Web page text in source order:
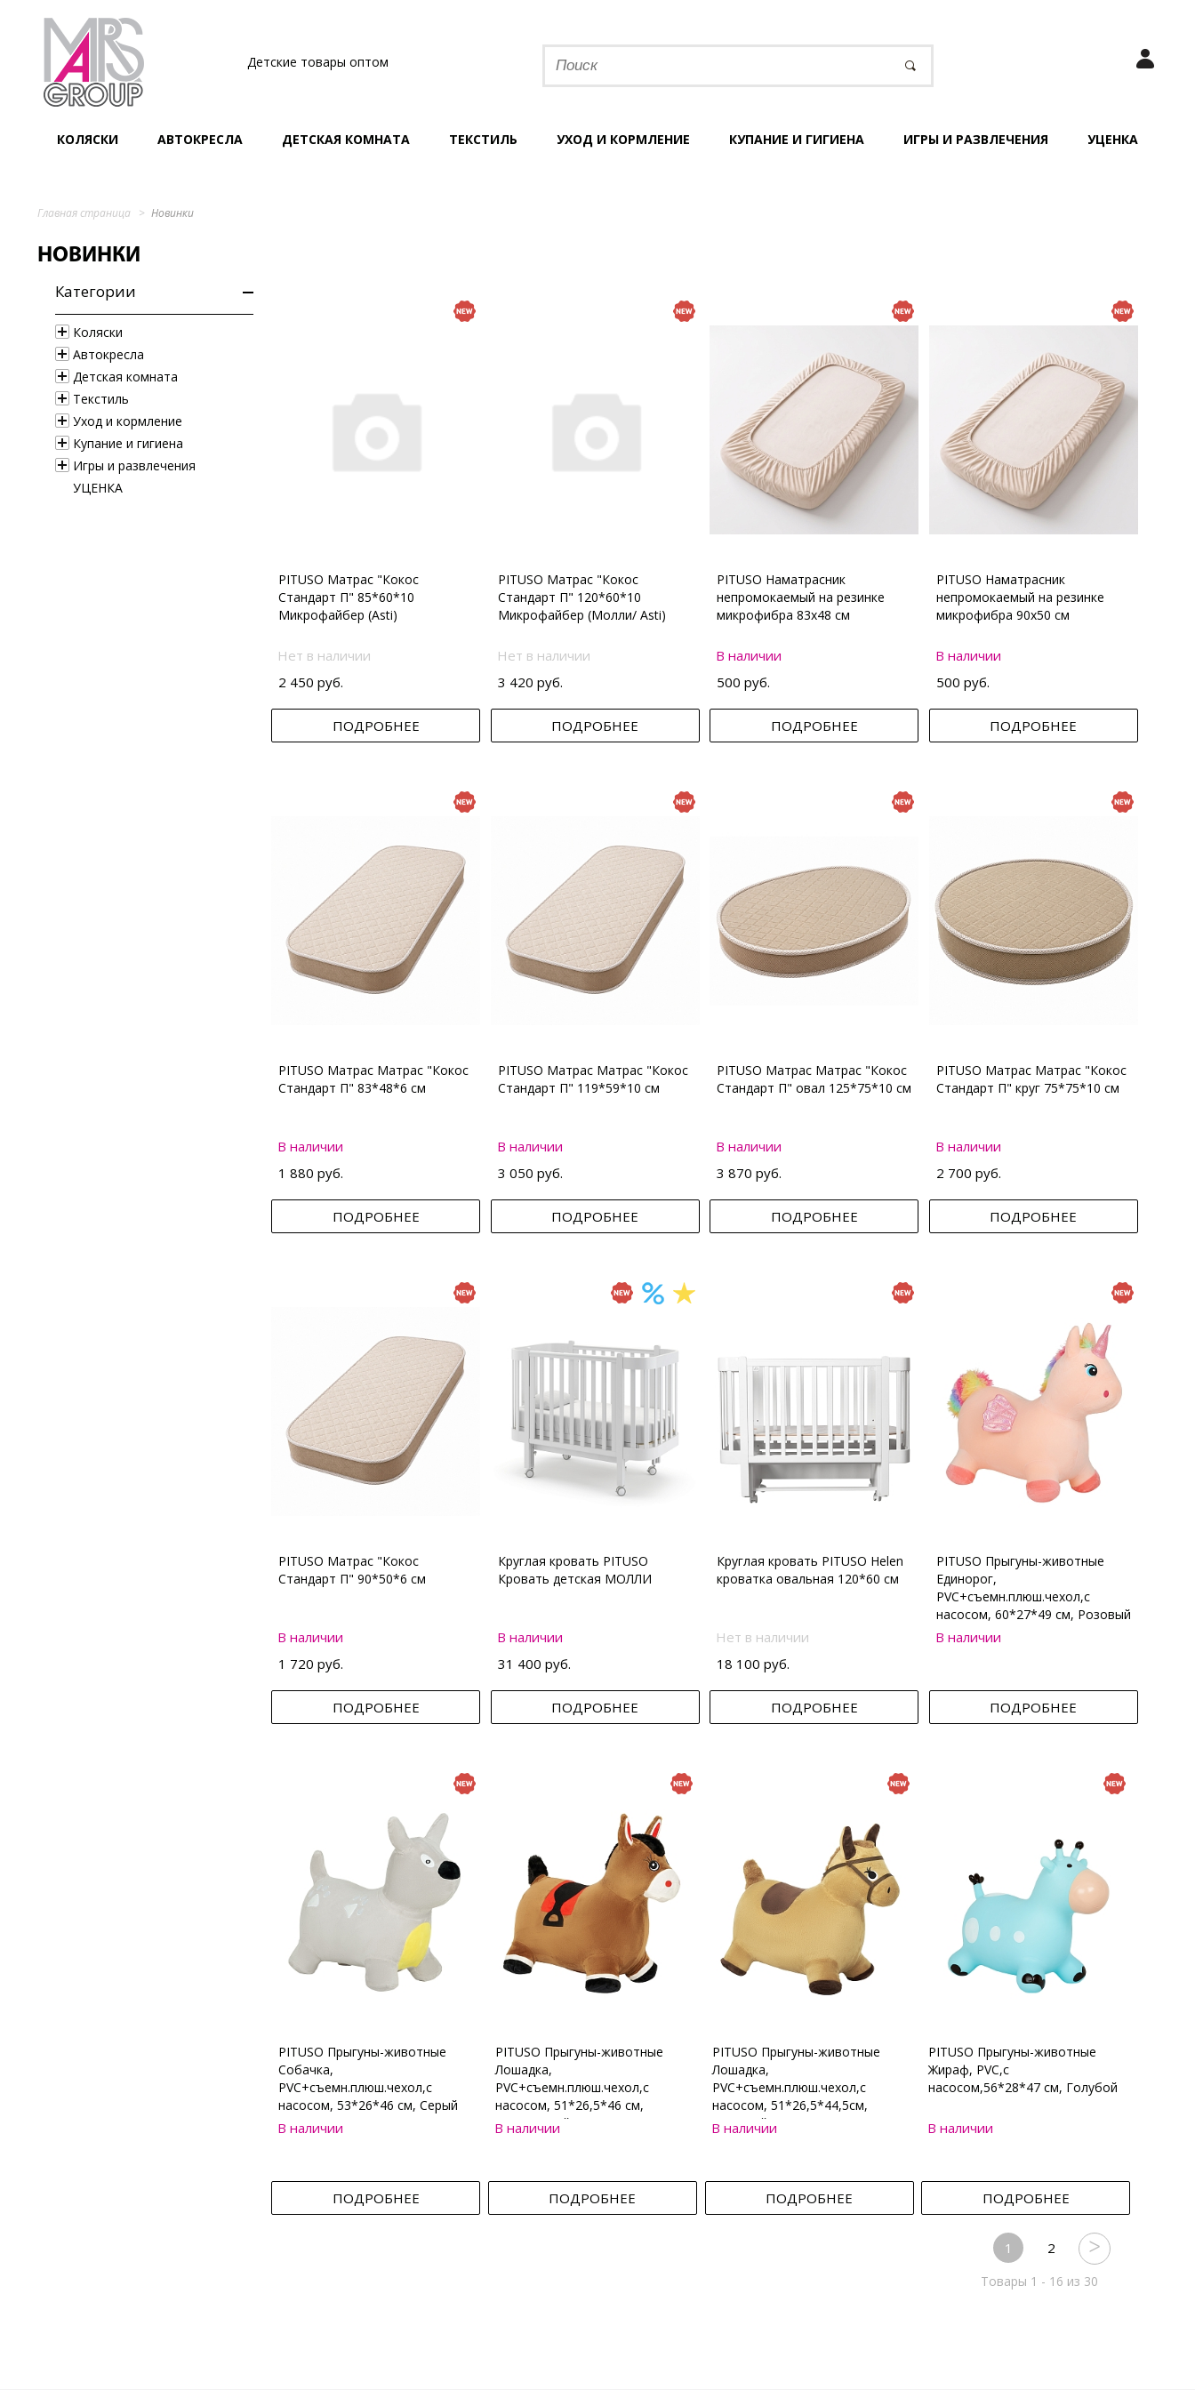
Детские товары оптом
КОЛЯСКИ АВТОКРЕСЛА ДЕТСКАЯ КОМНАТА ТЕКСТИЛЬ УХОД И КОРМЛЕНИЕ КУПАНИЕ И ГИГИЕНА ИГРЫ И РАЗВЛЕЧЕНИЯ УЦЕНКА
Главная страница Новинки
НОВИНКИ
Категории
Коляски
Автокресла
Детская комната
Текстиль
Уход и кормление
Купание и гигиена
Игры и развлечения
УЦЕНКА
PITUSO Матрас "Кокос
Стандарт П" 85*60*10
Микрофайбер (Asti)
Нет в наличии
2 450 руб.
ПОДРОБНЕЕ
PITUSO Матрас "Кокос
Стандарт П" 120*60*10
Микрофайбер (Молли/ Asti)
Нет в наличии
3 420 руб.
ПОДРОБНЕЕ
PITUSO Наматрасник
непромокаемый на резинке
микрофибра 83х48 см
В наличии
500 руб.
ПОДРОБНЕЕ
PITUSO Наматрасник
непромокаемый на резинке
микрофибра 90х50 см
В наличии
500 руб.
ПОДРОБНЕЕ
PITUSO Матрас Матрас "Кокос
Стандарт П" 83*48*6 см
В наличии
1 880 руб.
ПОДРОБНЕЕ
PITUSO Матрас Матрас "Кокос
Стандарт П" 119*59*10 см
В наличии
3 050 руб.
ПОДРОБНЕЕ
PITUSO Матрас Матрас "Кокос
Стандарт П" овал 125*75*10 см
В наличии
3 870 руб.
ПОДРОБНЕЕ
PITUSO Матрас Матрас "Кокос
Стандарт П" круг 75*75*10 см
В наличии
2 700 руб.
ПОДРОБНЕЕ
PITUSO Матрас "Кокос
Стандарт П" 90*50*6 см
В наличии
1 720 руб.
ПОДРОБНЕЕ
Круглая кровать PITUSO
Кровать детская МОЛЛИ
В наличии
31 400 руб.
ПОДРОБНЕЕ
Круглая кровать PITUSO Helen
кроватка овальная 120*60 см
Нет в наличии
18 100 руб.
ПОДРОБНЕЕ
PITUSO Прыгуны-животные
Единорог,
PVC+съемн.плюш.чехол,с
насосом, 60*27*49 см, Розовый
В наличии
ПОДРОБНЕЕ
PITUSO Прыгуны-животные
Собачка,
PVC+съемн.плюш.чехол,с
насосом, 53*26*46 см, Серый
В наличии
ПОДРОБНЕЕ
PITUSO Прыгуны-животные
Лошадка,
PVC+съемн.плюш.чехол,с
насосом, 51*26,5*46 см,
Коричневый
В наличии
ПОДРОБНЕЕ
PITUSO Прыгуны-животные
Лошадка,
PVC+съемн.плюш.чехол,с
насосом, 51*26,5*44,5см,
Бежевый
В наличии
ПОДРОБНЕЕ
PITUSO Прыгуны-животные
Жираф, PVC,с
насосом,56*28*47 см, Голубой
В наличии
ПОДРОБНЕЕ
1 2
Товары 1 - 16 из 30